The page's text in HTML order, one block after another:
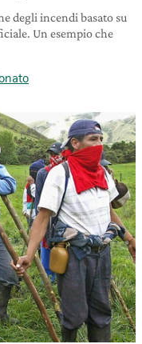
degli incendi basato su
Un esempio che